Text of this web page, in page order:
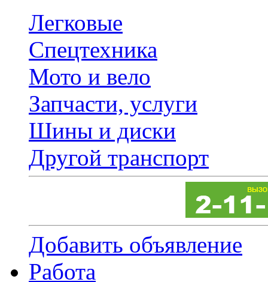
Легковые
Спецтехника
Мото и вело
Запчасти, услуги
Шины и диски
Другой транспорт
Добавить объявление
Работа